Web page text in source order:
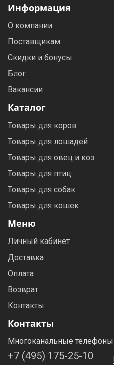
Информация
О компании
Поставщикам
Скидки и бонусы
Блог
Вакансии
Каталог
Товары для коров
Товары для лошадей
Товары для овец и коз
Товары для птиц
Товары для собак
Товары для кошек
Меню
Личный кабинет
Доставка
Оплата
Возврат
Контакты
Контакты
Многоканальные телефоны
+7 (495) 175-25-10